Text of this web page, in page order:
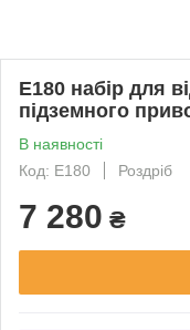
E180 набір для
підземного
В наявності
Код: E180
Роздріб
7 280 ₴